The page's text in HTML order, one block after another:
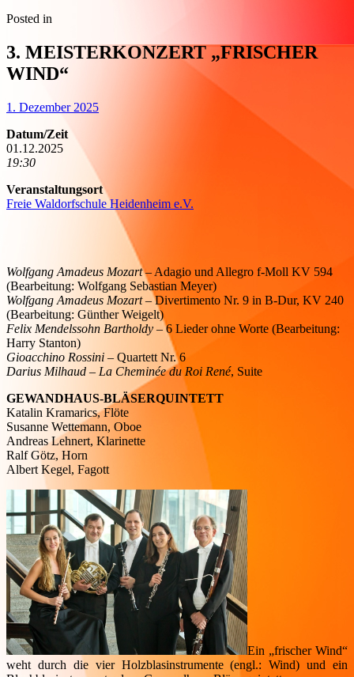
Posted in
3. MEISTERKONZERT „FRISCHER
WIND“
1. Dezember 2025
Datum/Zeit
01.12.2025
19:30
Veranstaltungsort
Freie Waldorfschule Heidenheim e.V.
Wolfgang Amadeus Mozart– Adagio und Allegro f-Moll KV 594
(Bearbeitung: Wolfgang Sebastian Meyer)
Wolfgang Amadeus Mozart– Divertimento Nr. 9 in B-Dur, KV 240
(Bearbeitung: Günther Weigelt)
Felix Mendelssohn Bartholdy – 6 Lieder ohne Worte (Bearbeitung:
Harry Stanton)
Gioacchino Rossini – Quartett Nr. 6
Darius Milhaud – La Cheminée du Roi René, Suite
GEWANDHAUS-BLÄSERQUINTETT
Katalin Kramarics, Flöte
Susanne Wettemann, Oboe
Andreas Lehnert, Klarinette
Ralf Götz, Horn
Albert Kegel, Fagott
Ein „frischer Wind“
weht durch die vier Holzblasinstrumente (engl.: Wind) und ein